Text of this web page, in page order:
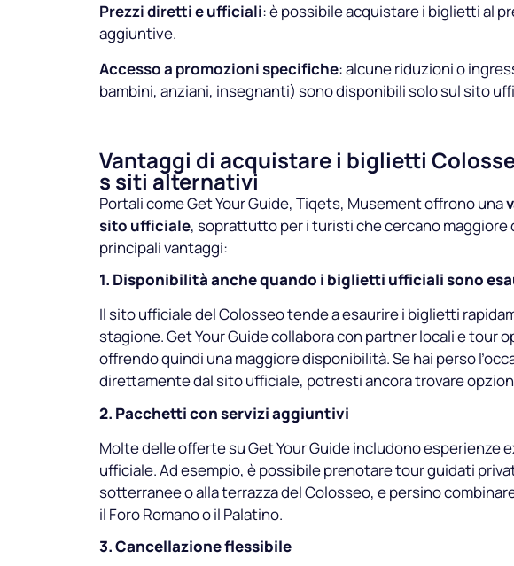
Prezzi diretti e ufficiali: è possibile acquistare i biglietti al
aggiuntive.
Accesso a promozioni specifiche: alcune riduzioni o
bambini, anziani, insegnanti) sono disponibili solo sul sito
Vantaggi di acquistare i biglietti
s siti alternativi
Portali come Get Your Guide, Tiqets, Musement offrono una
sito ufficiale, soprattutto per i turisti che cercano
principali vantaggi:
1. Disponibilità anche quando i biglietti ufficiali sono
Il sito ufficiale del Colosseo tende a esaurire i biglietti
stagione. Get Your Guide collabora con partner locali e tour
offrendo quindi una maggiore disponibilità. Se hai perso
direttamente dal sito ufficiale, potresti ancora trovare
2. Pacchetti con servizi aggiuntivi
Molte delle offerte su Get Your Guide includono
ufficiale. Ad esempio, è possibile prenotare tour guidati
sotterranee o alla terrazza del Colosseo, e persino
il Foro Romano o il Palatino.
3. Cancellazione flessibile